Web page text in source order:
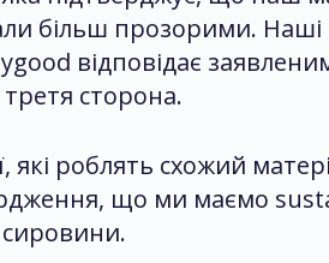
більш прозорими. Наші
відповідає
сторона.
роблять схожий
що ми маємо